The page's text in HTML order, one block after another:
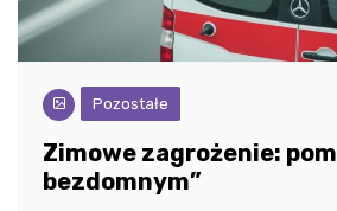
Pozostałe
Zimowe zagrożenie:
bezdomnym”